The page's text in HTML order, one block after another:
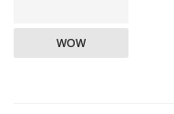
WOW